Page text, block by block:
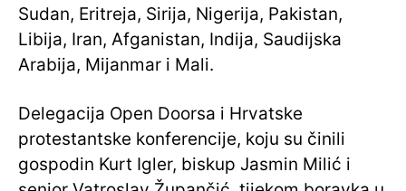
Sudan, Eritreja, Sirija, Nigerija, Pakistan,
Libija, Iran, Afganistan, Indija, Saudijska
Arabija, Mijanmar i Mali.
Delegacija Open Doorsa i Hrvatske
protestantske konferencije, koju su činili
gospodin Kurt Igler, biskup Jasmin Milić i